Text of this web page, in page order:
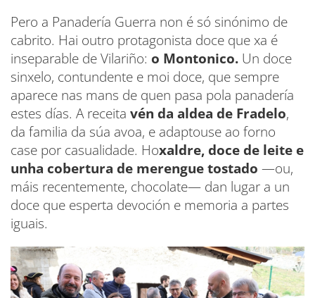
Pero a Panadería Guerra non é só sinónimo de
cabrito. Hai outro protagonista doce que xa é
inseparable de Vilariño: o Montonico. Un doce
sinxelo, contundente e moi doce, que sempre
aparece nas mans de quen pasa pola panadería
estes días. A receita vén da aldea de Fradelo,
da familia da súa avoa, e adaptouse ao forno
case por casualidade. Hoxaldre, doce de leite e
unha cobertura de merengue tostado —ou,
máis recentemente, chocolate— dan lugar a un
doce que esperta devoción e memoria a partes
iguais.